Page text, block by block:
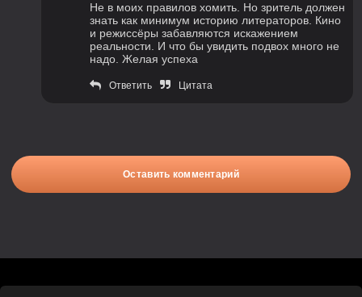
Не в моих правилов хомить. Но зритель должен
знать как минимум историю литераторов. Кино
и режиссёры забавляются искажением
реальности. И что бы увидить подвох много не
надо. Желая успеха
Ответить Цитата
Оставить комментарий